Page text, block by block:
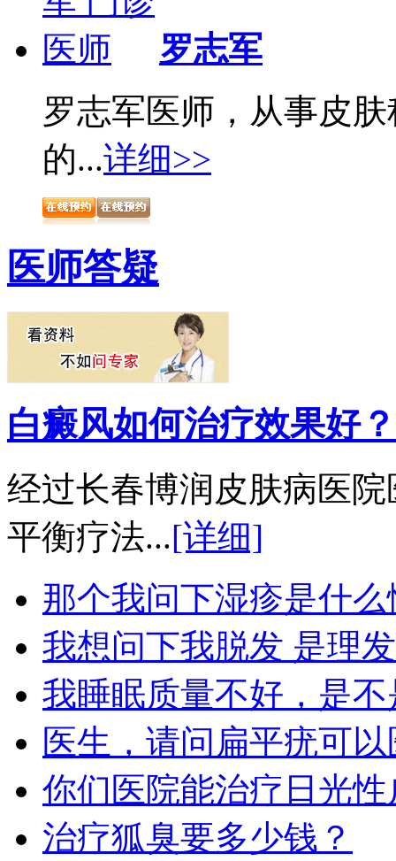
罗志军
罗志军医师，从事皮
的...详细>>
医师答疑
白癜风如何治疗效果好？
经过长春博润皮肤病医
平衡疗法...[详细]
那个我问下湿疹是什
我想问下我脱发 是理
我睡眠质量不好，是
医生，请问扁平疣可
你们医院能治疗日光
治疗狐臭要多少钱？